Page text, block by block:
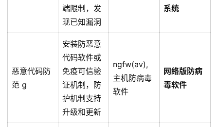
端限制，发
现已知漏洞
系统
恶意代码防
范 g
安装防恶意
代码软件或
免疫可信验
证机制，防
护机制支持
升级和更新
ngfw(av),
主机防病毒
软件
网络版防病
毒软件